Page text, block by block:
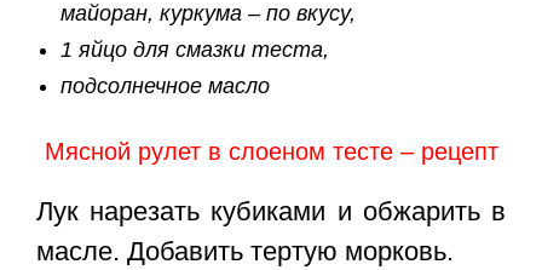
майоран, куркума – по вкусу,
1 яйцо для смазки теста,
подсолнечное масло
Мясной рулет в слоеном тесте – рецепт
Лук нарезать кубиками и обжарить в
масле. Добавить тертую морковь.